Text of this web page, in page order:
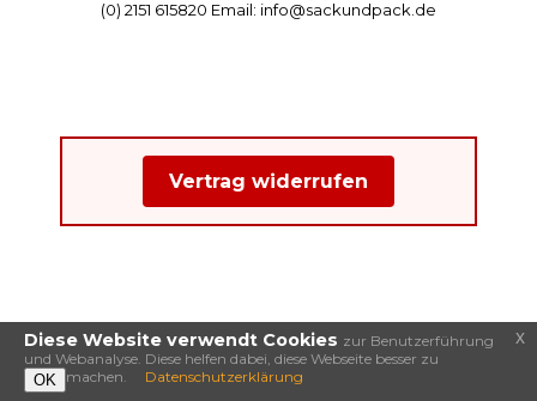
(0) 2151 615820 Email: info@sackundpack.de
Vertrag widerrufen
Diese Website verwendt Cookies zur Benutzerführung
und Webanalyse. Diese helfen dabei, diese Webseite besser zu
machen.
OK Datenschutzerklärung
x